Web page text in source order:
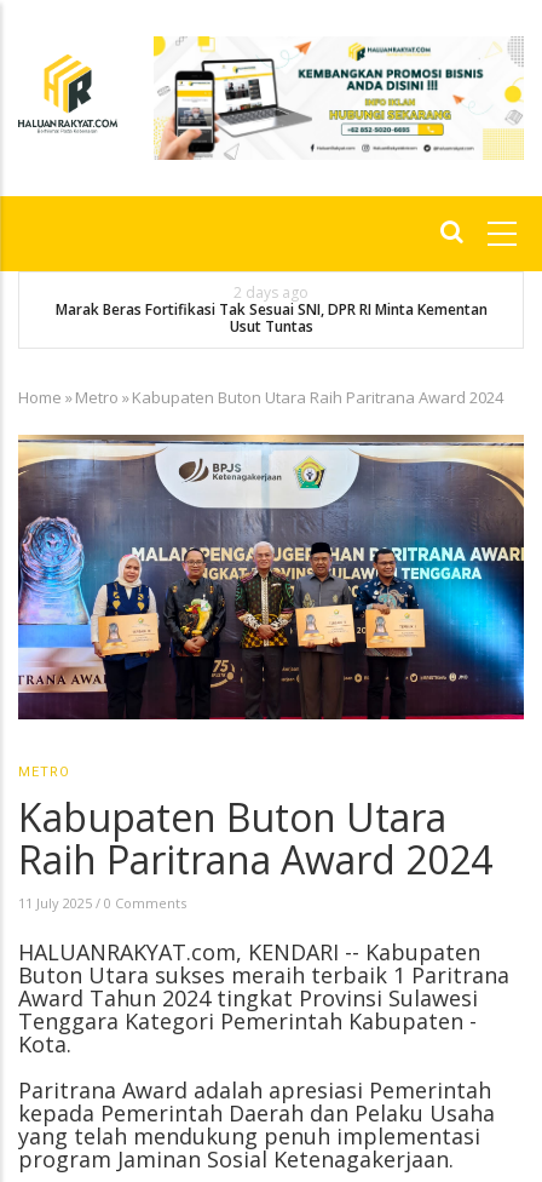
content
2 days ago
Marak Beras Fortifikasi Tak Sesuai SNI, DPR RI Minta Kementan
Usut Tuntas
Breadcrumb
Home »Metro »Kabupaten Buton Utara Raih Paritrana Award 2024
METRO
Kabupaten Buton Utara
Raih Paritrana Award 2024
11 July 2025 / 0 Comments
HALUANRAKYAT.com, KENDARI -- Kabupaten
Buton Utara sukses meraih terbaik 1 Paritrana
Award Tahun 2024 tingkat Provinsi Sulawesi
Tenggara Kategori Pemerintah Kabupaten -
Kota.
Paritrana Award adalah apresiasi Pemerintah
kepada Pemerintah Daerah dan Pelaku Usaha
yang telah mendukung penuh implementasi
program Jaminan Sosial Ketenagakerjaan.